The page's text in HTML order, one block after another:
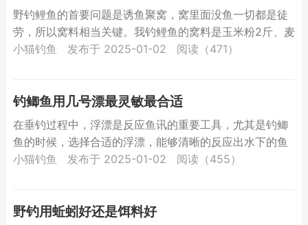
野钓鲤鱼的首要问题是诱鱼聚窝，窝里面没鱼一切都是徒
劳，所以窝料相当关键。我钓鲤鱼的窝料是玉米粉2斤、麦
麸1斤、谷子半斤、麦子半斤、高粱半斤、酿酒用的曲酒适
小猫钓鱼 发布于 2025-01-02 阅读（471）
钓鲫鱼用几号漂最灵敏最合适
在垂钓过程中，浮漂是反应鱼讯的重要工具，尤其是钓鲫
鱼的时候，选择合适的浮漂，能够清晰的反应出水下的鱼
情，让钓鱼人即时把握提竿时机，提高中鱼率。那么夏天
小猫钓鱼 发布于 2025-01-02 阅读（455）
野钓用蚯蚓好还是饵料好